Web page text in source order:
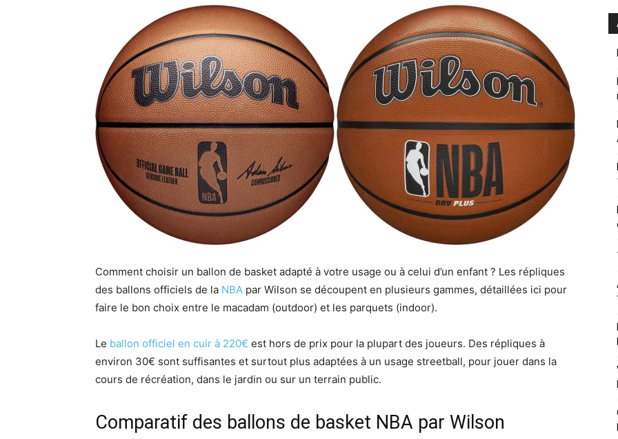
Comment choisir un ballon de basket adapté à votre usage ou à celui d’un enfant ? Les répliques
des ballons officiels de la NBA par Wilson se découpent en plusieurs gammes, détaillées ici pour
faire le bon choix entre le macadam (outdoor) et les parquets (indoor).
Le ballon officiel en cuir à 220€ est hors de prix pour la plupart des joueurs. Des répliques à
environ 30€ sont suffisantes et surtout plus adaptées à un usage streetball, pour jouer dans la
cours de récréation, dans le jardin ou sur un terrain public.
Comparatif des ballons de basket NBA par Wilson